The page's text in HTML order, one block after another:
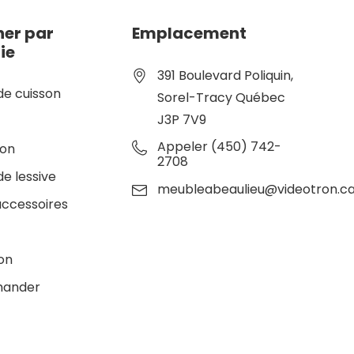
par
cuisson
lessive
Emplacement
391 Boulevard Poliquin,
Sorel-Tracy Québec
J3P 7V9
Appeler (450) 742-
2708